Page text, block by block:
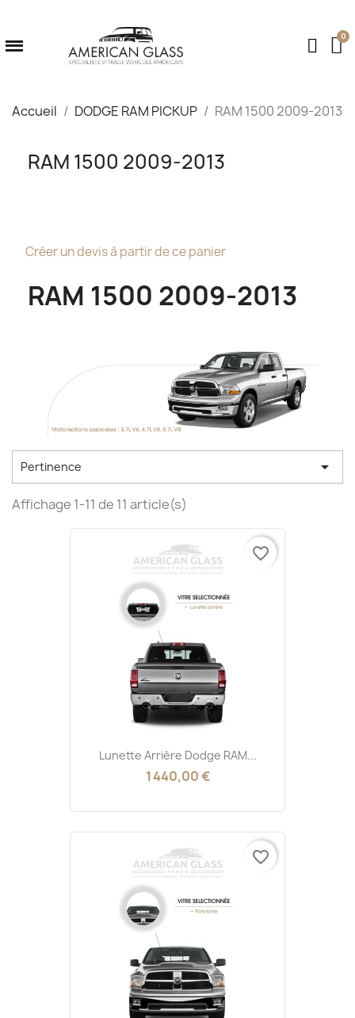
Accueil DODGE RAM PICKUP RAM 1500 2009-2013
RAM 1500 2009-2013
Créer un devis à partir de ce panier
RAM 1500 2009-2013
Pertinence 
Affichage 1-11 de 11 article(s)
Lunette Arrière Dodge RAM...
1 440,00 €
favorite_border
favorite_border